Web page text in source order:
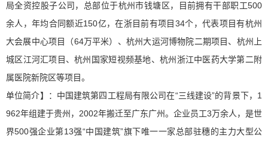
局全资控股子公司，总部位于杭州市钱塘区，目前拥有干部职工500
余人，年均合同额近150亿，在浙目前有项目34个，代表项目有杭州
大会展中心项目（64万平米）、杭州大运河博物院二期项目、杭州上
城区江河汇项目、杭州国家短视频基地、杭州浙江中医药大学第二附
属医院新院区等项目。
单位简介】：中国建筑第四工程局有限公司在“三线建设”的背景下，1
962年组建于贵州，2002年搬迁至广东广州。企业员工3万余人，是世
界500强企业第13强“中国建筑”旗下唯一一家总部驻穗的主力大型公